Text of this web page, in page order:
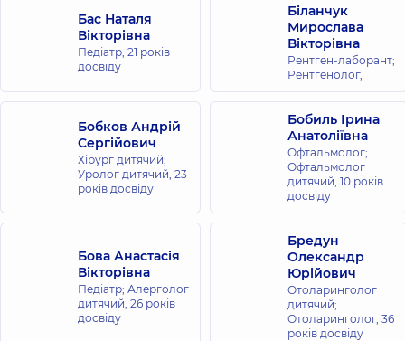
Бас Наталя
Вікторівна
Педіатр, 21 років
досвіду
Біланчук
Мирослава
Вікторівна
Рентген-лаборант;
Рентгенолог,
Бобков Андрій
Сергійович
Хірург дитячий;
Уролог дитячий, 23
років досвіду
Бобиль Ірина
Анатоліївна
Офтальмолог;
Офтальмолог
дитячий, 10 років
досвіду
Бова Анастасія
Вікторівна
Педіатр; Алерголог
дитячий, 26 років
досвіду
Бредун
Олександр
Юрійович
Отоларинголог
дитячий;
Отоларинголог, 36
років досвіду